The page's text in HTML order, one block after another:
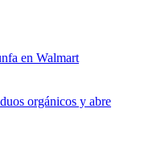
en Walmart
orgánicos y abre